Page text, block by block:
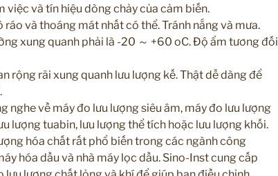
việc và tín hiệu dòng chảy của cảm biến.
ráo và thoáng mát nhất có thể. Tránh nắng và mưa.
xung quanh phải là -20 ～ +60 oC. Độ ẩm tương đối
rộng rãi xung quanh lưu lượng kế. Thật dễ dàng để
nghe về máy đo lưu lượng siêu âm, máy đo lưu lượng
lượng tuabin, lưu lượng thể tích hoặc lưu lượng khối.
hóa chất rất phổ biến trong các ngành công
hóa dầu và nhà máy lọc dầu. Sino-Inst cung cấp